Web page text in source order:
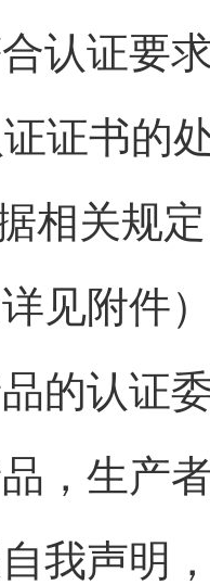
认证要
证书的
相关规
见附件
的认证
，生产
我声明